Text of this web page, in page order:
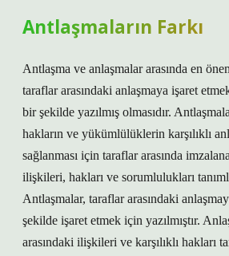
Antlaşmaların Farkı
Antlaşma ve anlaşmalar arasında en
taraflar arasındaki anlaşmaya işaret
bir şekilde yazılmış olmasıdır.
hakların ve yükümlülüklerin karşılıklı
sağlanması için taraflar arasında
ilişkileri, hakları ve sorumlulukları
Antlaşmalar, taraflar arasındaki
şekilde işaret etmek için yazılmıştır.
arasındaki ilişkileri ve karşılıklı hakları